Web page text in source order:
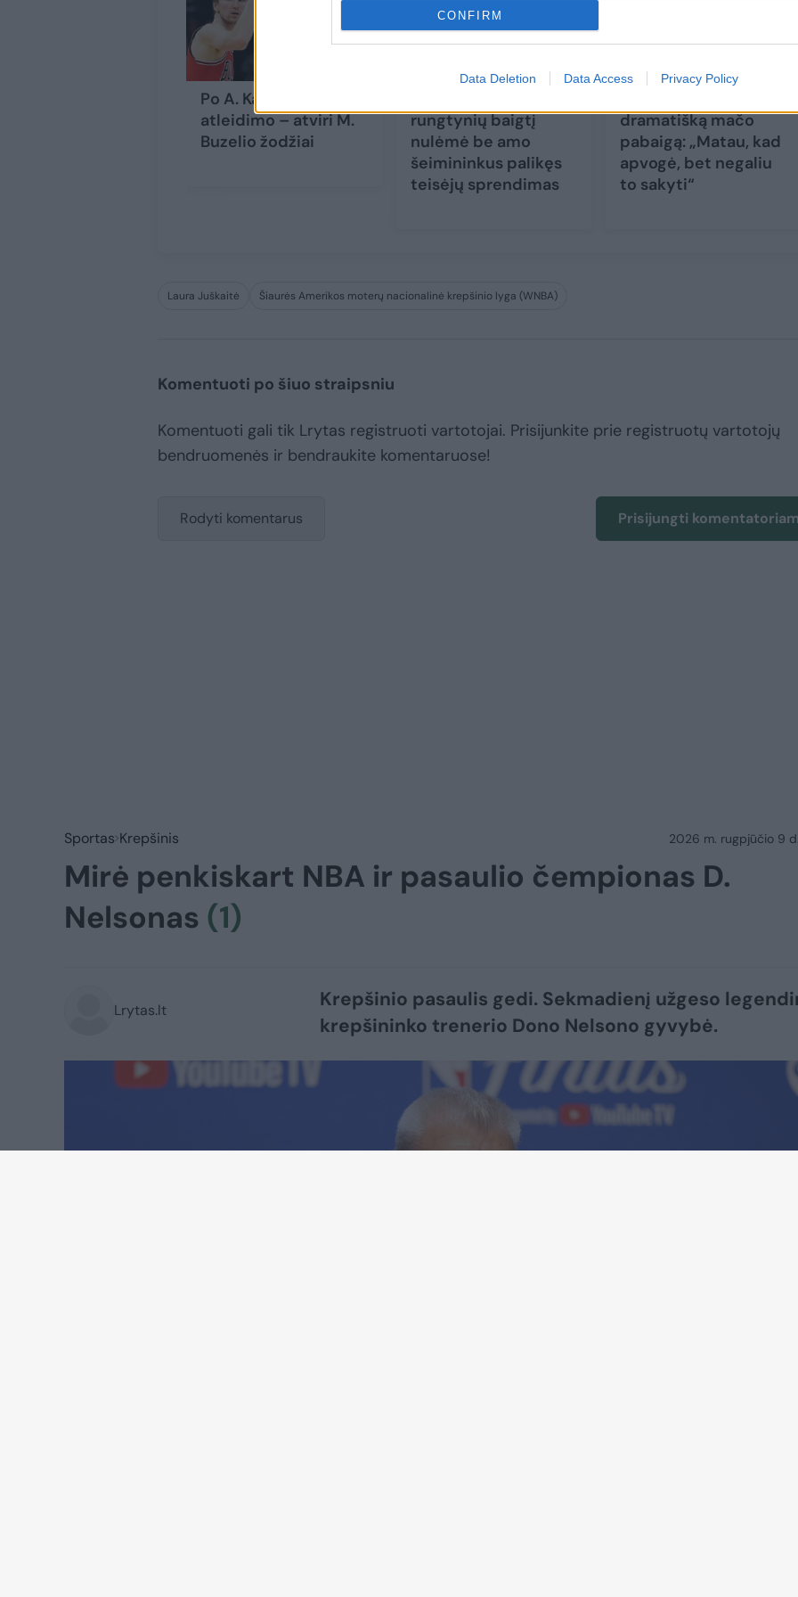
CONFIRM
Data Deletion Data Access Privacy Policy
Po A. Karnišovo
atleidimo – atviri M.
Buzelio žodžiai
rungtynių baigtį
nulėmė be amo
šeimininkus palikęs
teisėjų sprendimas
dramatišką mačo
pabaigą: „Matau, kad
apvogė, bet negaliu
to sakyti“
Laura Juškaitė Šiaurės Amerikos moterų nacionalinė krepšinio lyga (WNBA)
Komentuoti po šiuo straipsniu
Komentuoti gali tik Lrytas registruoti vartotojai. Prisijunkite prie registruotų vartotojų
bendruomenės ir bendraukite komentaruose!
Rodyti komentarus Prisijungti
Sportas Krepšinis 2026 m. rugpjūčio 9
Mirė penkiskart NBA ir pasaulio čempionas D.
Nelsonas (1)
Lrytas.lt
Krepšinio pasaulis gedi. Sekmadienį užgeso
krepšininko trenerio Dono Nelsono gyvybė.